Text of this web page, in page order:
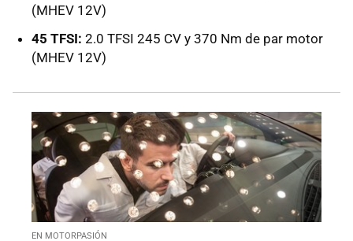
(MHEV 12V)
45 TFSI: 2.0 TFSI 245 CV y 370 Nm de par motor
(MHEV 12V)
EN MOTORPASIÓN